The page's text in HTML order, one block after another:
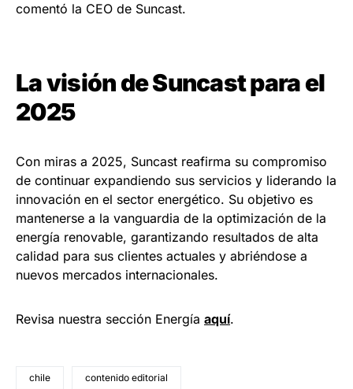
comentó la CEO de Suncast.
La visión de Suncast para el
2025
Con miras a 2025, Suncast reafirma su compromiso
de continuar expandiendo sus servicios y liderando la
innovación en el sector energético. Su objetivo es
mantenerse a la vanguardia de la optimización de la
energía renovable, garantizando resultados de alta
calidad para sus clientes actuales y abriéndose a
nuevos mercados internacionales.
Revisa nuestra sección Energía aquí.
chile contenido editorial